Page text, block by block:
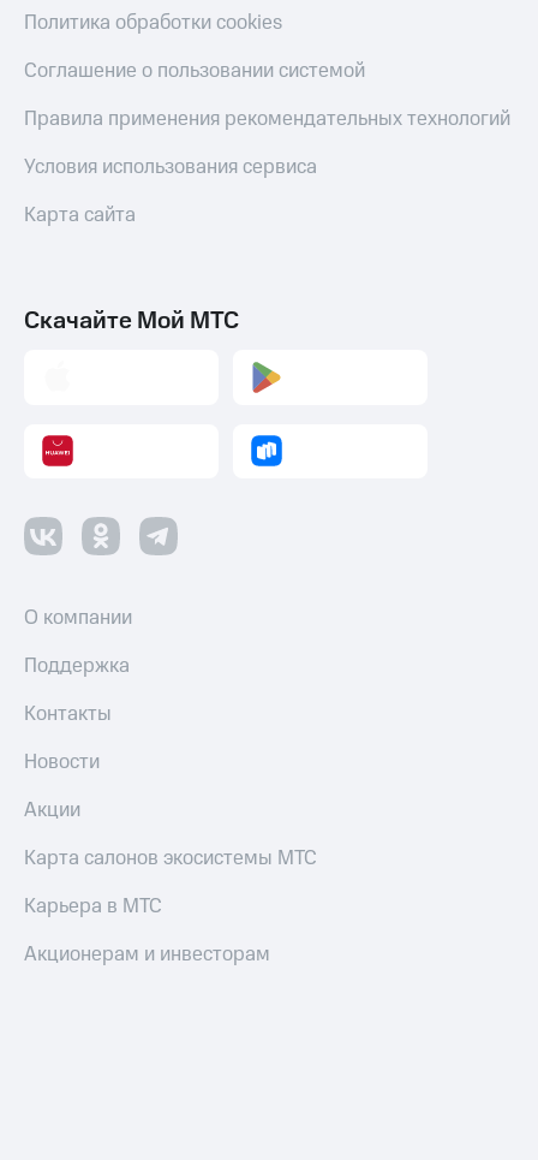
Политика обработки cookies
Соглашение о пользовании системой
Правила применения рекомендательных технологий
Условия использования сервиса
Карта сайта
Скачайте Мой МТС
О компании
Поддержка
Контакты
Новости
Акции
Карта салонов экосистемы МТС
Карьера в МТС
Акционерам и инвесторам